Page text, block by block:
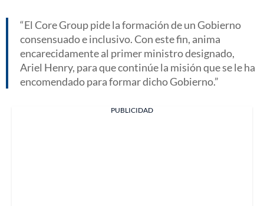
El Core Group pide la formación de un Gobierno
consensuado e inclusivo. Con este fin, anima
encarecidamente al primer ministro designado,
Ariel Henry, para que continúe la misión que se le ha
encomendado para formar dicho Gobierno.
PUBLICIDAD